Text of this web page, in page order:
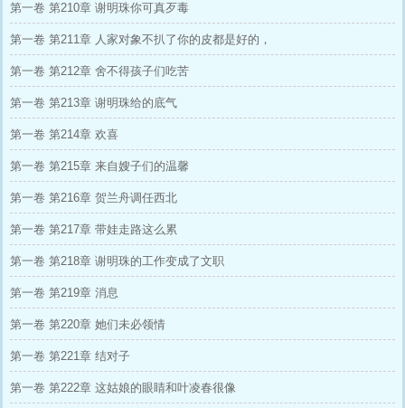
第一卷 第210章 谢明珠你可真歹毒
第一卷 第211章 人家对象不扒了你的皮都是好的，
第一卷 第212章 舍不得孩子们吃苦
第一卷 第213章 谢明珠给的底气
第一卷 第214章 欢喜
第一卷 第215章 来自嫂子们的温馨
第一卷 第216章 贺兰舟调任西北
第一卷 第217章 带娃走路这么累
第一卷 第218章 谢明珠的工作变成了文职
第一卷 第219章 消息
第一卷 第220章 她们未必领情
第一卷 第221章 结对子
第一卷 第222章 这姑娘的眼睛和叶凌春很像